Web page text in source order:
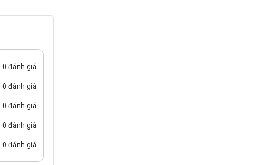
0 đánh giá
0 đánh giá
0 đánh giá
0 đánh giá
0 đánh giá